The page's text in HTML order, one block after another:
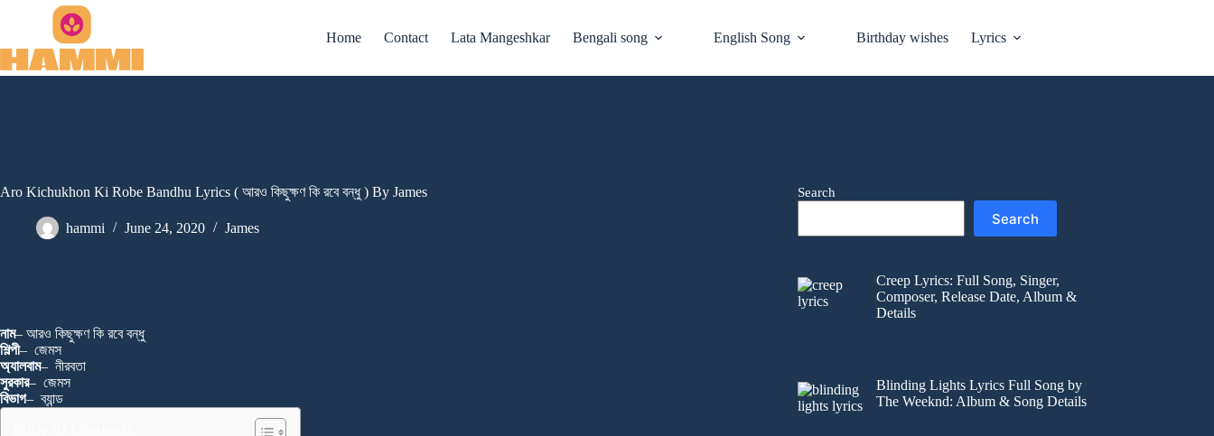
Home Contact Lata Mangeshkar Bengali song English Song Birthday wishes Lyrics
Aro Kichukhon Ki Robe Bandhu Lyrics ( আরও কিছুক্ষণ কি রবে বন্ধু ) By James
hammi June 24, 2020 James
নাম– আরও কিছুক্ষণ কি রবে বন্ধু
শিল্পী– জেমস
অ্যালবাম– নীরবতা
সুরকার– জেমস
বিভাগ– ব্যান্ড
Search
Search
Creep Lyrics: Full Song, Singer,
Composer, Release Date, Album &
Details
Blinding Lights Lyrics Full Song by
The Weeknd: Album & Song Details